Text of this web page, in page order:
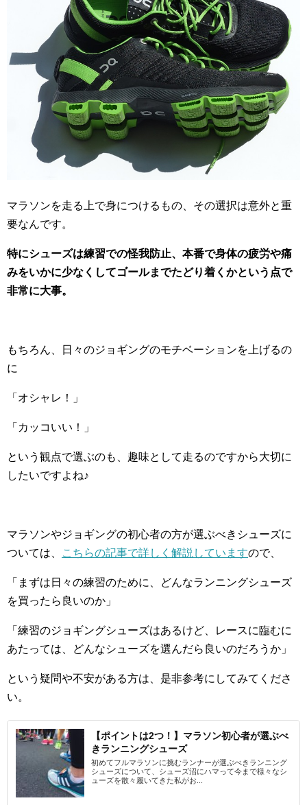
マラソンを走る上で身につけるもの、その選択は意外と重
要なんです。
特にシューズは練習での怪我防止、本番で身体の疲労や痛
みをいかに少なくしてゴールまでたどり着くかという点で
非常に大事。
もちろん、日々のジョギングのモチベーションを上げるの
に
「オシャレ！」
「カッコいい！」
という観点で選ぶのも、趣味として走るのですから大切に
したいですよね♪
マラソンやジョギングの初心者の方が選ぶべきシューズに
ついては、
こちらの記事で詳しく解説していますので、
「まずは日々の練習のために、どんなランニングシューズ
を買ったら良いのか」
「練習のジョギングシューズはあるけど、レースに臨むに
あたっては、どんなシューズを選んだら良いのだろうか」
という疑問や不安がある方は、是非参考にしてみてくださ
い。
【ポイントは2つ！】マラソン初心者が選ぶべ
きランニングシューズ
初めてフルマラソンに挑むランナーが選ぶべきランニング
シューズについて、シューズ沼にハマって今まで様々なシ
ューズを散々履いてきた私がお...